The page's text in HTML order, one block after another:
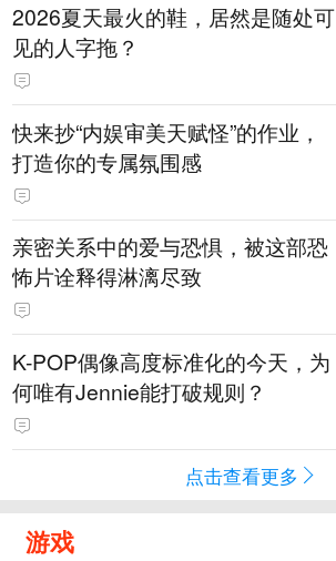
2026夏天最火的鞋，居然是随处可
见的人字拖？
快来抄“内娱审美天赋怪”的作业，
打造你的专属氛围感
亲密关系中的爱与恐惧，被这部恐
怖片诠释得淋漓尽致
K-POP偶像高度标准化的今天，为
何唯有Jennie能打破规则？
点击查看更多
游戏